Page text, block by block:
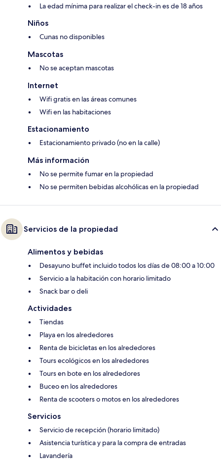
La edad mínima para realizar el check-in es de 18 años
Niños
Cunas no disponibles
Mascotas
No se aceptan mascotas
Internet
Wifi gratis en las áreas comunes
Wifi en las habitaciones
Estacionamiento
Estacionamiento privado (no en la calle)
Más información
No se permite fumar en la propiedad
No se permiten bebidas alcohólicas en la propiedad
Servicios de la propiedad
Alimentos y bebidas
Desayuno buffet incluido todos los días de 08:00 a 10:00
Servicio a la habitación con horario limitado
Snack bar o deli
Actividades
Tiendas
Playa en los alrededores
Renta de bicicletas en los alrededores
Tours ecológicos en los alrededores
Tours en bote en los alrededores
Buceo en los alrededores
Renta de scooters o motos en los alrededores
Servicios
Servicio de recepción (horario limitado)
Asistencia turística y para la compra de entradas
Lavandería